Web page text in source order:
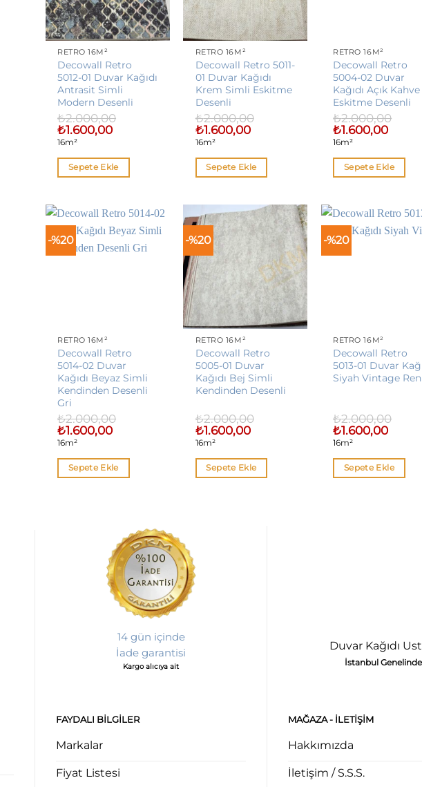
RETRO 16M²
Decowall Retro
5012-01 Duvar Kağıdı
Antrasit Simli
Modern Desenli
₺2.000,00
Orijinal
fiyat:
₺2.000,00.
₺1.600,00Şu
₺1.600,00.
16m²
Sepete Ekle
RETRO 16M²
Decowall Retro 5011-
01 Duvar Kağıdı
Krem Simli Eskitme
Desenli
₺2.000,00
Orijinal
fiyat:
₺2.000,00.
₺1.600,00Şu
andaki
₺1.600,00.
16m²
Sepete Ekle
RETRO 16M²
Decowall Retro
5004-02 Duvar
Kağıdı Açık Kahve
Eskitme Desenli
₺2.000,00
Orijinal
fiyat:
₺2.000,00.
₺1.600,00Şu
16m²
Sepete Ekle
-%20
RETRO 16M²
Decowall Retro
5014-02 Duvar
Kağıdı Beyaz Simli
Kendinden Desenli
Gri
₺2.000,00
Orijinal
fiyat:
₺2.000,00.
₺1.600,00Şu
₺1.600,00.
16m²
Sepete Ekle
-%20
RETRO 16M²
Decowall Retro
5005-01 Duvar
Kağıdı Bej Simli
Kendinden Desenli
₺2.000,00
Orijinal
fiyat:
₺2.000,00.
₺1.600,00Şu
andaki
₺1.600,00.
16m²
Sepete Ekle
-%20
RETRO 16M²
Decowall Retro
5013-01 Duvar
Siyah Vintage
₺2.000,00
Orijinal
fiyat:
₺2.000,00.
₺1.600,00Şu
16m²
Sepete Ekle
14 gün içinde
İade garantisi
Kargo alıcıya ait
Duvar Kağıdı
İstanbul Genelinde
FAYDALI BILGILER
Markalar
Fiyat Listesi
MAĞAZA - ILETIŞIM
Hakkımızda
İletişim / S.S.S.